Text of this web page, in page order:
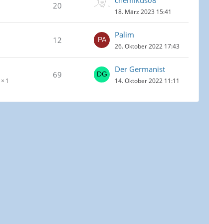
20
18. März 2023 15:41
12
Palim
26. Oktober 2022 17:43
1
69
Der Germanist
14. Oktober 2022 11:11